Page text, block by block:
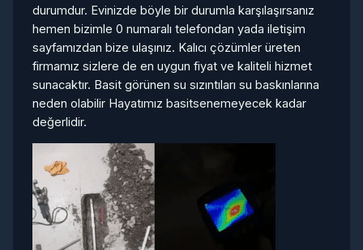
durumdur. Evinizde böyle bir durumla karşılaşırsanız
hemen bizimle 0 numaralı telefondan yada iletişim
sayfamızdan bize ulaşınız. Kalıcı çözümler üreten
firmamız sizlere de en uygun fiyat ve kaliteli hizmet
sunacaktır. Basit görünen su sızıntıları su baskınlarına
neden olabilir Hayatımız basitsenemeyecek kadar
değerlidir.